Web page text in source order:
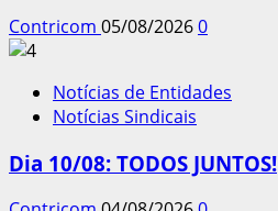
Contricom 05/08/20260
Notícias de Entidades
Notícias Sindicais
Dia 10/08: TODOS JUNTOS!